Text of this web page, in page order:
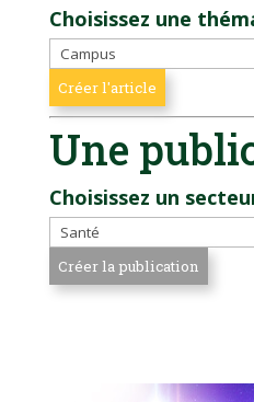
Choisissez une
Une
Choisissez un